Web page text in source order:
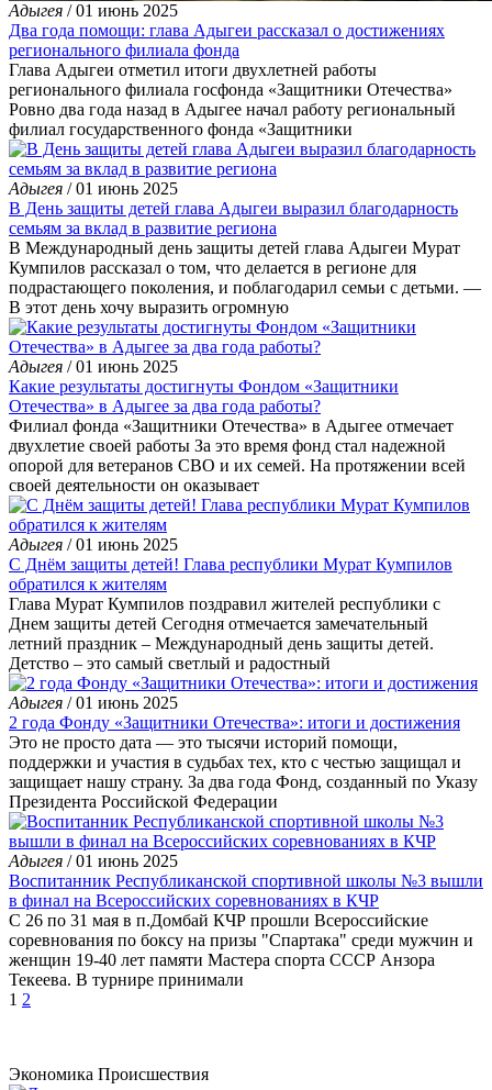
Адыгея / 01 июнь 2025
Два года помощи: глава Адыгеи рассказал о достижениях
регионального филиала фонда
Глава Адыгеи отметил итоги двухлетней работы
регионального филиала госфонда «Защитники Отечества»
Ровно два года назад в Адыгее начал работу региональный
филиал государственного фонда «Защитники
Адыгея / 01 июнь 2025
В День защиты детей глава Адыгеи выразил благодарность
семьям за вклад в развитие региона
В Международный день защиты детей глава Адыгеи Мурат
Кумпилов рассказал о том, что делается в регионе для
подрастающего поколения, и поблагодарил семьи с детьми. —
В этот день хочу выразить огромную
Адыгея / 01 июнь 2025
Какие результаты достигнуты Фондом «Защитники
Отечества» в Адыгее за два года работы?
Филиал фонда «Защитники Отечества» в Адыгее отмечает
двухлетие своей работы За это время фонд стал надежной
опорой для ветеранов СВО и их семей. На протяжении всей
своей деятельности он оказывает
Адыгея / 01 июнь 2025
С Днём защиты детей! Глава республики Мурат Кумпилов
обратился к жителям
Глава Мурат Кумпилов поздравил жителей республики с
Днем защиты детей Сегодня отмечается замечательный
летний праздник – Международный день защиты детей.
Детство – это самый светлый и радостный
Адыгея / 01 июнь 2025
2 года Фонду «Защитники Отечества»: итоги и достижения
Это не просто дата — это тысячи историй помощи,
поддержки и участия в судьбах тех, кто с честью защищал и
защищает нашу страну. За два года Фонд, созданный по Указу
Президента Российской Федерации
Адыгея / 01 июнь 2025
Воспитанник Республиканской спортивной школы №3 вышли
в финал на Всероссийских соревнованиях в КЧР
С 26 по 31 мая в п.Домбай КЧР прошли Всероссийские
соревнования по боксу на призы "Спартака" среди мужчин и
женщин 19-40 лет памяти Мастера спорта СССР Анзора
Текеева. В турнире принимали
1 2
Экономика Происшествия